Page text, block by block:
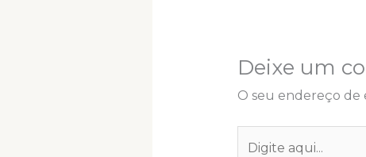
Deixe um
O seu endereço de